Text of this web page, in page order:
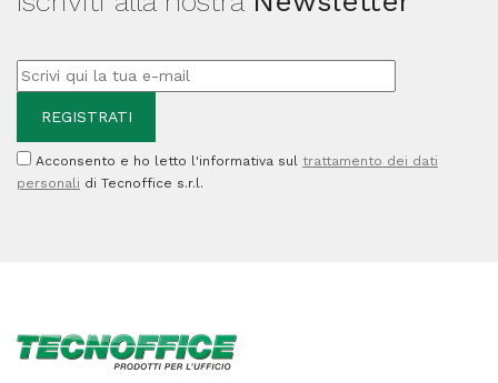
Acconsento e ho letto l'informativa sul trattamento dei dati
personali di Tecnoffice s.r.l.